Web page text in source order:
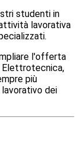
studenti in
lavorativa
l'offerta
Elettrotecnica,
più
dei